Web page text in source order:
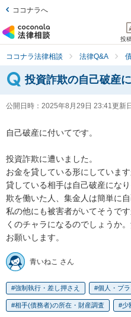
ココナラへ
投
ココナラ法律相談 法律Q&A
投資詐欺の自己破産
公開日時： 2025年8月29日 23:41更新
自己破産に付いてです。
投資詐欺に遭いました。
お金を貸している形にしていま
貸している相手は自己破産にな
欺を働いた人、集金人は簡単に
私の他にも被害者がいてそうで
くのチャラになるのでしょうか
お願いします。
青いねこ さん
強制執行・差し押さえ 個人・プ
相手(債務者)の所在・財産調査 少